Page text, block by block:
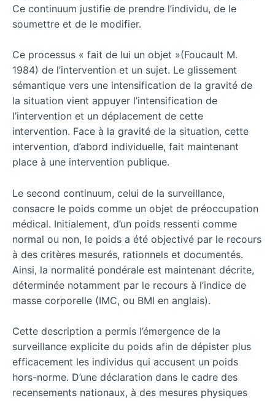
Ce continuum justifie de prendre l’individu, de le
soumettre et de le modifier.
Ce processus « fait de lui un objet »(Foucault M.
1984) de l’intervention et un sujet. Le glissement
sémantique vers une intensification de la gravité de
la situation vient appuyer l’intensification de
l’intervention et un déplacement de cette
intervention. Face à la gravité de la situation, cette
intervention, d’abord individuelle, fait maintenant
place à une intervention publique.
Le second continuum, celui de la surveillance,
consacre le poids comme un objet de préoccupation
médical. Initialement, d’un poids ressenti comme
normal ou non, le poids a été objectivé par le recours
à des critères mesurés, rationnels et documentés.
Ainsi, la normalité pondérale est maintenant décrite,
déterminée notamment par le recours à l’indice de
masse corporelle (IMC, ou BMI en anglais).
Cette description a permis l’émergence de la
surveillance explicite du poids afin de dépister plus
efficacement les individus qui accusent un poids
hors-norme. D’une déclaration dans le cadre des
recensements nationaux, à des mesures physiques